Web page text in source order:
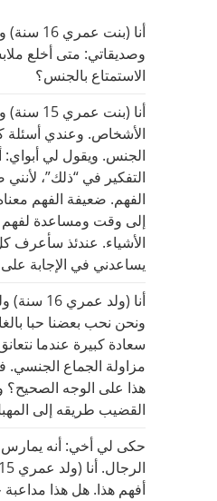
أنا (بنت
وصديقاتي: متى أخلع
الاستمتاع بالجنس؟
أنا (بنت
الأشخاص. وعندي أسئلة
الجنس. ويقول لي أبواي:
التفكير في “ذلك”،
الفهم. ضعيفة الفهم
إلى وقت ومساعدة
الأشياء. عندئذ
يساعدني في الإجابة
أنا (ولد
ونحن نحب بعضنا حبا
سعادة كبيرة عندما
مزاولة الجماع
هذا على الوجه
القضيب طريقه إلى
حكى لي أخي: أنه
أفهم هذا. هل هذا مداعبة